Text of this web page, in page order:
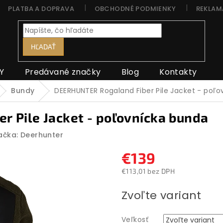
PLATBA A DOPRAVA OBCHODNÉ PODMIENKY
HĽADAŤ
Predávané značky Blog Kontakty
Bundy DEERHUNTER Rogaland Fiber Pile Jacket -
Pile Jacket - poľovnícka bunda
Deerhunter
€139
€113,01 bez DPH
cena:
Zvoľte variant
Veľkosť